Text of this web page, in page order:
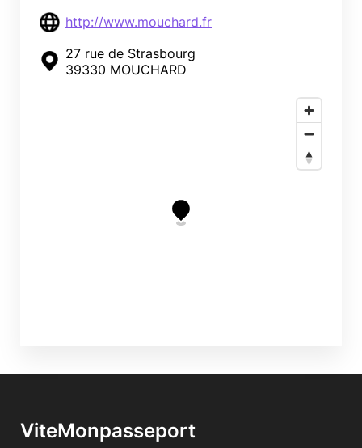
http://www.mouchard.fr
27 rue de Strasbourg
39330 MOUCHARD
ViteMonpasseport